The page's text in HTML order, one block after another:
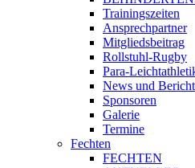
Trainingszeiten
Ansprechpartner
Mitgliedsbeitrag
Rollstuhl-Rugby
Para-
News und
Sponsoren
Galerie
Termine
Fechten
FECHTEN